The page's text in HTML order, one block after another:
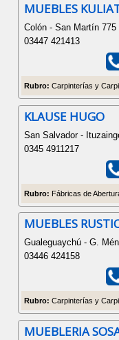
MUEBLES
Colón - San Martín 775
03447 421413
Rubro: Carpinterías y
KLAUSE HUGO
San Salvador -
0345 4911217
Rubro: Fábricas de
MUEBLES
Gualeguaychú - G.
03446 424158
Rubro: Carpinterías y
MUEBLERIA